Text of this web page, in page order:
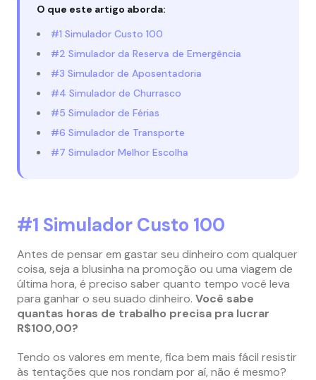
O que este artigo aborda:
#1 Simulador Custo 100
#2 Simulador da Reserva de Emergência
#3 Simulador de Aposentadoria
#4 Simulador de Churrasco
#5 Simulador de Férias
#6 Simulador de Transporte
#7 Simulador Melhor Escolha
#1 Simulador Custo 100
Antes de pensar em gastar seu dinheiro com qualquer
coisa, seja a blusinha na promoção ou uma viagem de
última hora, é preciso saber quanto tempo você leva
para ganhar o seu suado dinheiro. Você sabe
quantas horas de trabalho precisa pra lucrar
R$100,00?
Tendo os valores em mente, fica bem mais fácil resistir
às tentações que nos rondam por aí, não é mesmo?